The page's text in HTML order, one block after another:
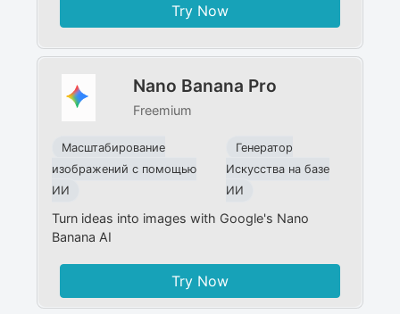
Try Now
Nano Banana Pro
Freemium
Масштабирование
изображений с помощью
ИИ
Генератор
Искусства на базе
ИИ
Turn ideas into images with Google's Nano
Banana AI
Try Now